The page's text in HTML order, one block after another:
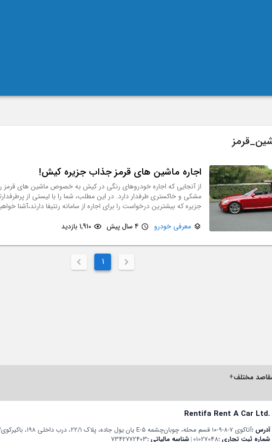
اجاره ماشین های قرمز جذاب جزیره کیش!
از آنجایی که اجاره خودروهای رنگی در کیش به خصوص ماشین های
مشکی و خاکستری طرفدار دارد. در این مطلب، شما را با لیستی از
جزیره که بیشترین درخواست را برای اجاره از سامانه رنتیفا دارند،آشنا
معرفی خودرو
4 سال پیش 1,910 بازدید
1
مختلف+
Rentifa Rent A Car Ltd.
آدرس آتاکوی ۷-۸-۹-۱۰ قسم محله، چوبان‌چشمه E-5 یان یول جاده، پلاک ۲۲/۱، درب داخلی ۱۹۸، باکیرکوی/استانبول، ترکیه
شماره ثبت تجاری 01027048
|شناسه مالیاتی 7342772403